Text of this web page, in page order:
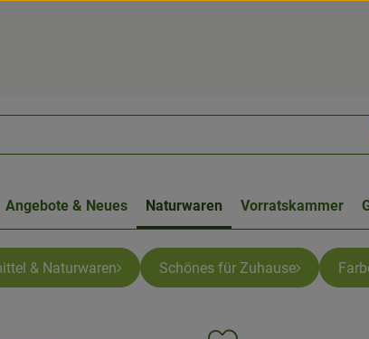
Angebote & Neues Naturwaren Vorratskammer
& Naturwaren Schönes für Zuhause